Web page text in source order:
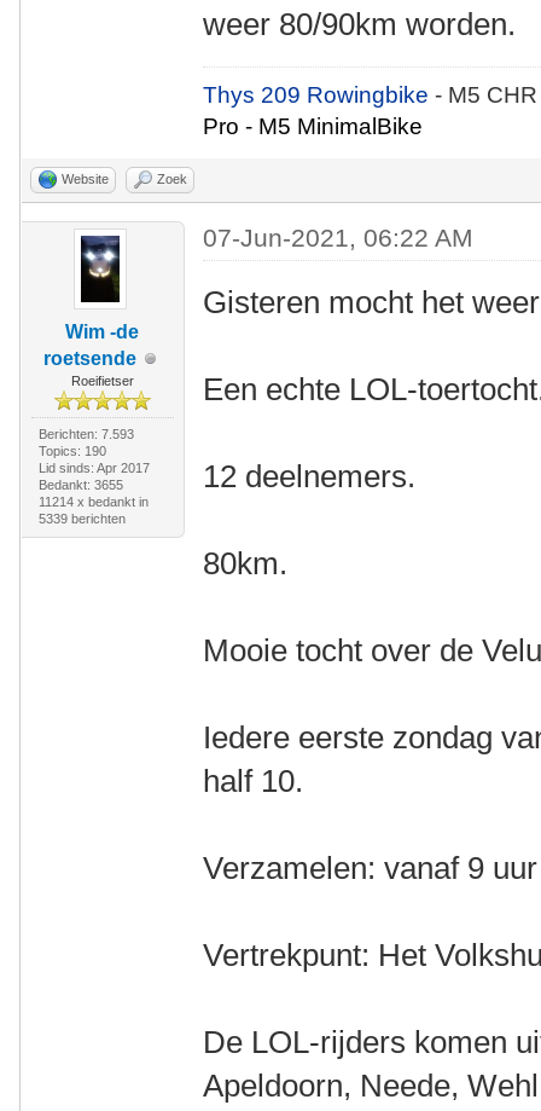
weer 80/90km worden.
Thys 209 Rowingbike- M5
Pro - M5 MinimalBike
Website Zoek
Wim -de
roetsende
Roeifietser
Berichten: 7.593
Topics: 190
Lid sinds: Apr 2017
Bedankt: 3655
11214 x bedankt in
5339 berichten
07-Jun-2021, 06:22 AM
Gisteren mocht het
Een echte LOL-
12 deelnemers.
80km.
Mooie tocht over de
Iedere eerste zondag
half 10.
Verzamelen: vanaf 9 uur
Vertrekpunt: Het
De LOL-rijders komen
Apeldoorn, Neede,